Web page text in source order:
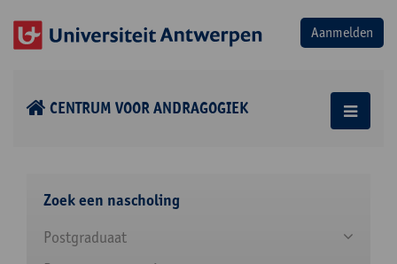
CENTRUM VOOR ANDRAGOGIEK
Zoek een nascholing
Postgraduaat